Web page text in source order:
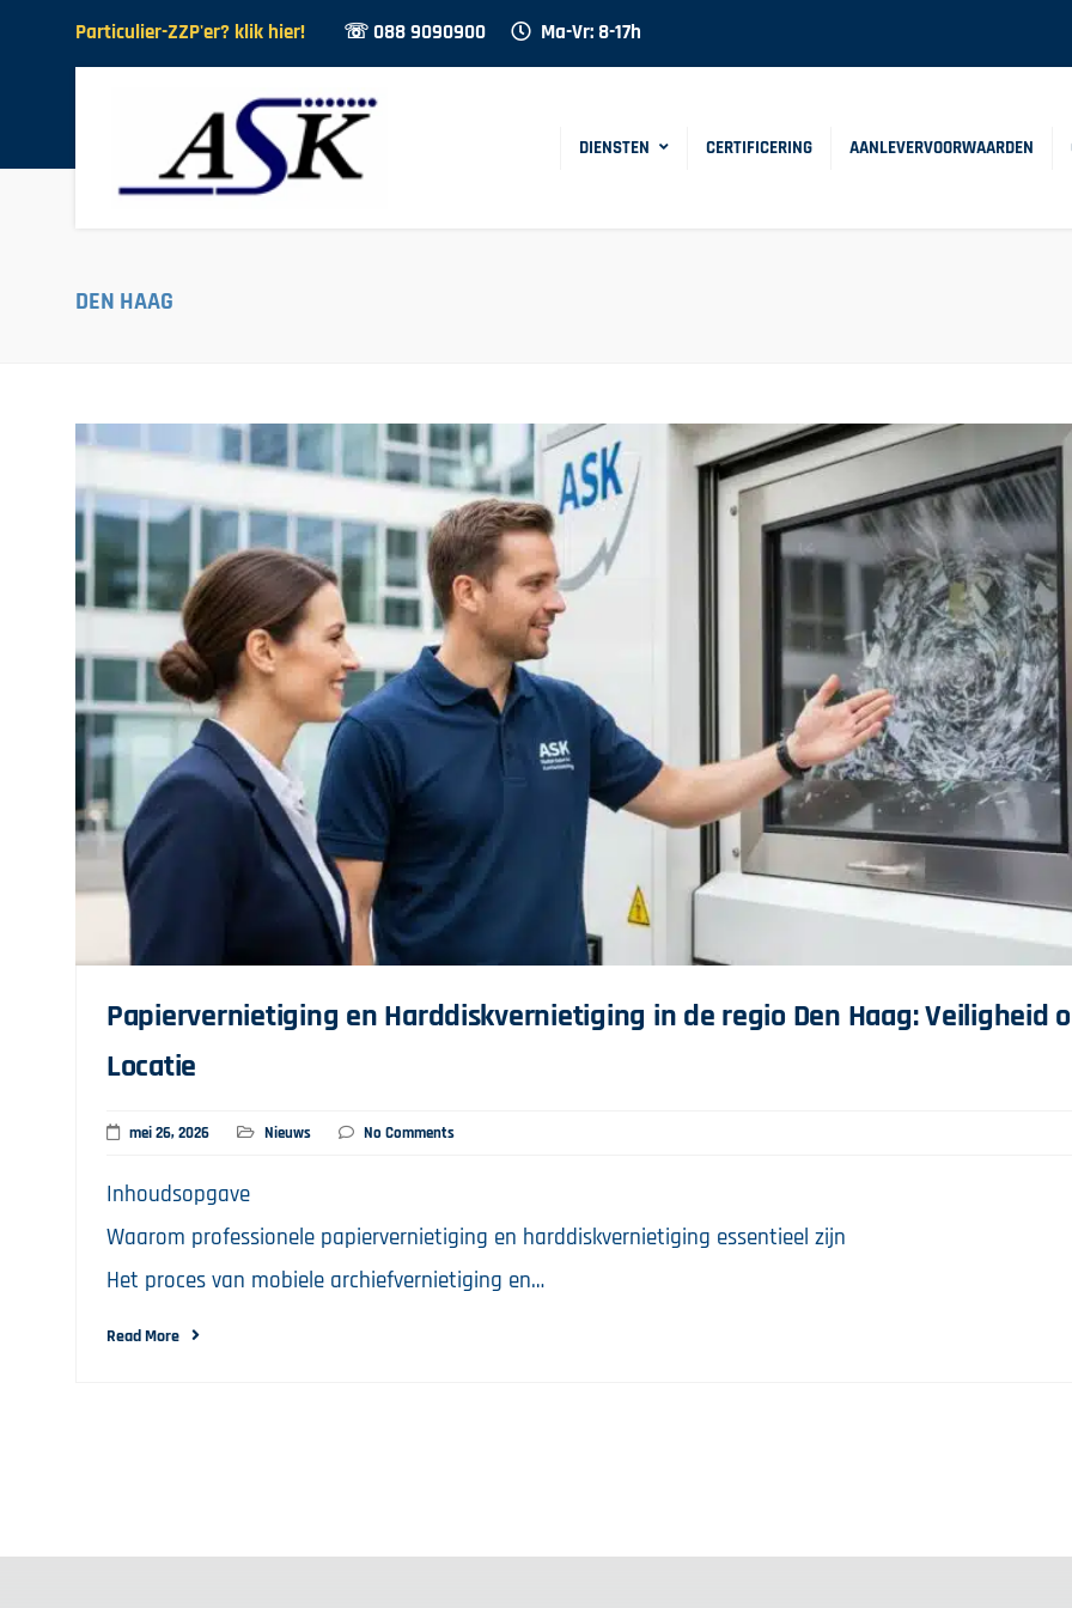
Particulier-ZZP'er? klik hier! ☏ 088 9090900 Ma-Vr: 8-17h
DIENSTEN CERTIFICERING AANLEVERVOORWAARDEN
DEN HAAG
Papiervernietiging en Harddiskvernietiging in de regio Den Haag: Veiligheid
Locatie
mei 26, 2026 Nieuws No Comments
Inhoudsopgave
Waarom professionele papiervernietiging en harddiskvernietiging essentieel zijn
Het proces van mobiele archiefvernietiging en…
Read More